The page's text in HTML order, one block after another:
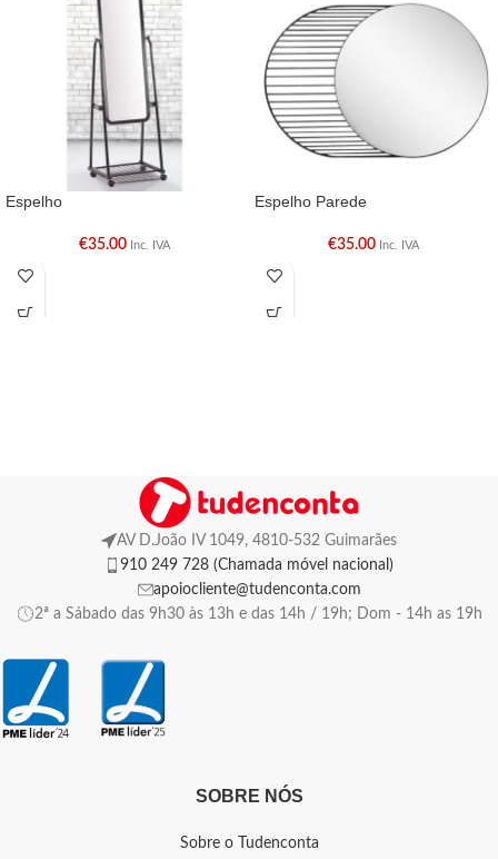
Espelho
€35.00 Inc. IVA
Espelho Parede
€35.00 Inc. IVA
AV D.João IV 1049, 4810-532 Guimarães
910 249 728 (Chamada móvel nacional)
apoiocliente@tudenconta.com
2ª a Sábado das 9h30 às 13h e das 14h / 19h; Dom - 14h as 19h
SOBRE NÓS
Sobre o Tudenconta